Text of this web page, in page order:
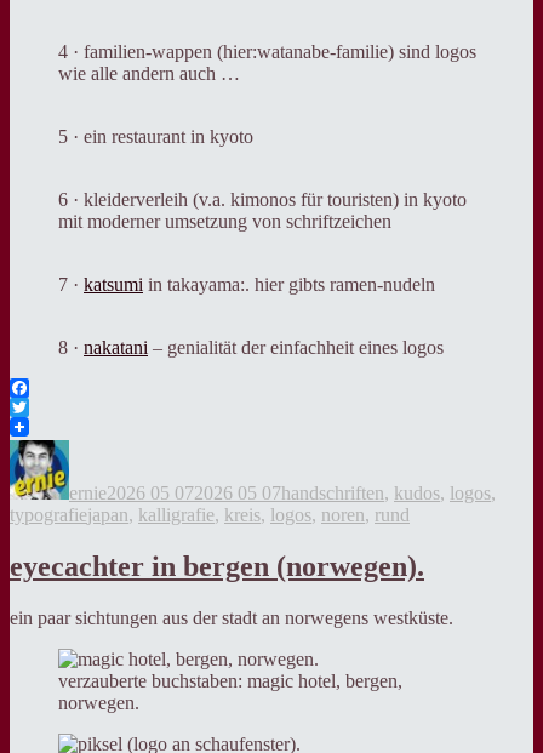
4 · familien-wappen (hier:watanabe-familie) sind logos
wie alle andern auch …
5 · ein restaurant in kyoto
6 · kleiderverleih (v.a. kimonos für touristen) in kyoto
mit moderner umsetzung von schriftzeichen
7 · katsumi in takayama:. hier gibts ramen-nudeln
8 · nakatani – genialität der einfachheit eines logos
Facebook
Twitter
ernie2026 05 072026 05 07handschriften, kudos, logos,
typografieTags
japan, kalligrafie, kreis, logos, noren, rund
eyecachter in bergen (norwegen).
ein paar sichtungen aus der stadt an norwegens westküste.
verzauberte buchstaben: magic hotel, bergen,
norwegen.